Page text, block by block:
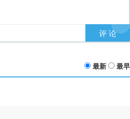
最新 最早